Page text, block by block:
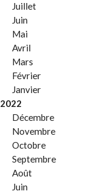
Juillet
Juin
Mai
Avril
Mars
Février
Janvier
2022
Décembre
Novembre
Octobre
Septembre
Août
Juin